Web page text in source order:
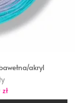
akryl
złZakres
cen: